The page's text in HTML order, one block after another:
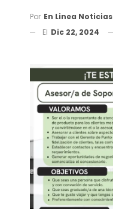
Por En Linea Noticias
El Dic 22, 2024